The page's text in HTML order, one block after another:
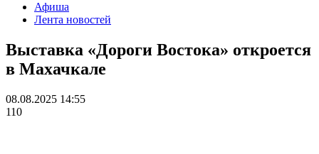
Афиша
Лента новостей
Выставка «Дороги Востока» откроется
в Махачкале
08.08.2025 14:55
110